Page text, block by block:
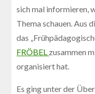
sich mal informieren,
Thema schauen. Aus
das
FRÖBEL zusammen
organisiert hat.
Es ging unter der